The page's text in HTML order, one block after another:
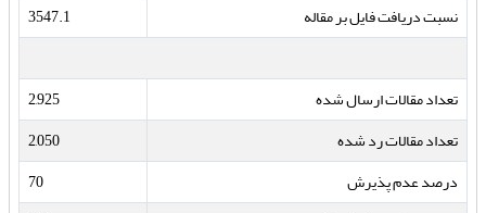
نسبت دریافت فایل بر مقاله
3547.1
تعداد مقالات ارسال شده
2,925
تعداد مقالات رد شده
2,050
درصد عدم پذیرش
70